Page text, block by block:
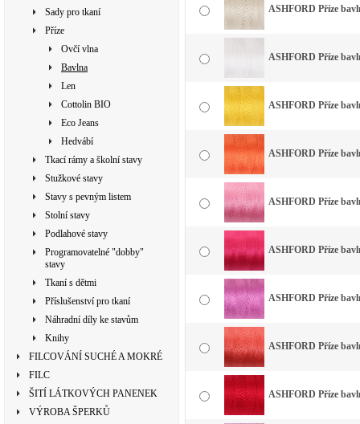
Sady pro tkaní
Příze
Ovčí vlna
Bavlna
Len
Cottolin BIO
Eco Jeans
Hedvábí
Tkací rámy a školní stavy
Stužkové stavy
Stavy s pevným listem
Stolní stavy
Podlahové stavy
Programovatelné "dobby"
stavy
Tkaní s dětmi
Příslušenství pro tkaní
Náhradní díly ke stavům
Knihy
FILCOVÁNÍ SUCHÉ A MOKRÉ
FILC
ŠITÍ LÁTKOVÝCH PANENEK
VÝROBA ŠPERKŮ
ASHFORD Příze
ASHFORD Příze
ASHFORD Příze
ASHFORD Příze
ASHFORD Příze
ASHFORD Příze
ASHFORD Příze
ASHFORD Příze
ASHFORD Příze